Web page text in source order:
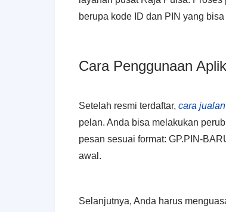
berupa kode ID dan PIN yang
Cara Penggunaan
Setelah resmi terdaftar, cara
pelan. Anda bisa melakukan
pesan sesuai format: GP.PIN-
awal.
Selanjutnya, Anda harus